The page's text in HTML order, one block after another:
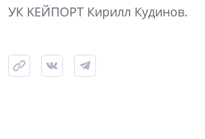
УК KЕЙПОРТ Кирилл Кудинов.